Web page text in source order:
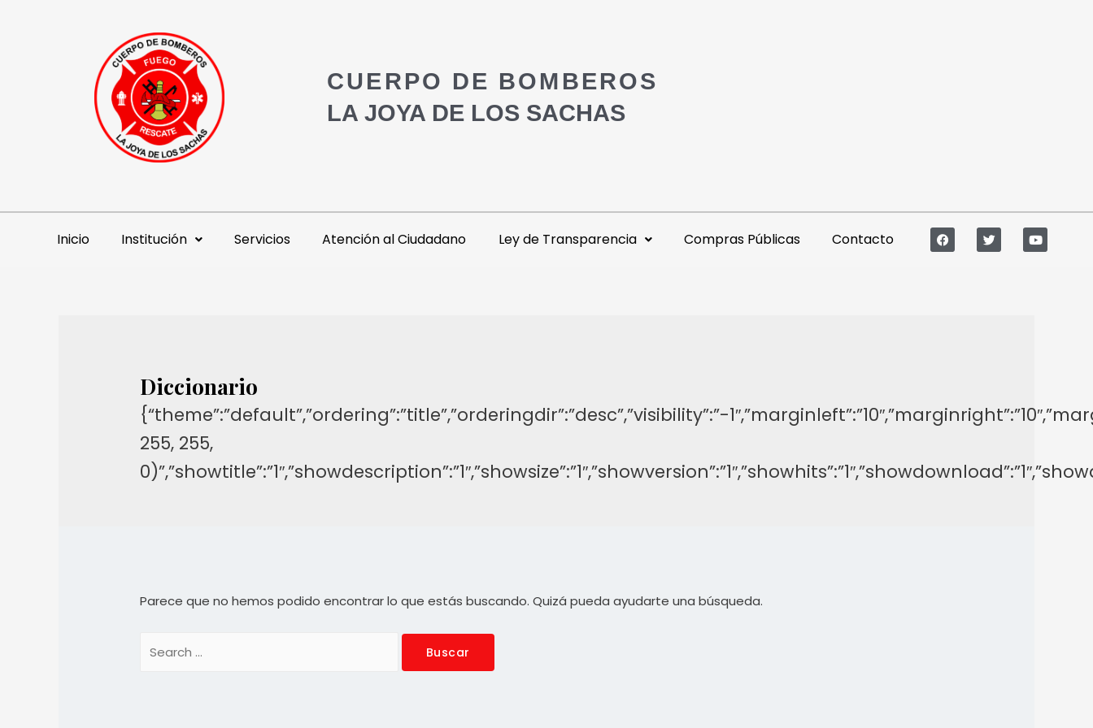
CUERPO DE BOMBEROS
LA JOYA DE LOS SACHAS
Inicio Institución Servicios Atención al Ciudadano Ley de Transparencia Compras Públicas Contacto
Diccionario
{“theme”:”default”,”ordering”:”title”,”orderingdir”:”desc”,”visibility”:”-
255, 255,
Parece que no hemos podido encontrar lo que estás buscando. Quizá pueda ayudarte una búsqueda.